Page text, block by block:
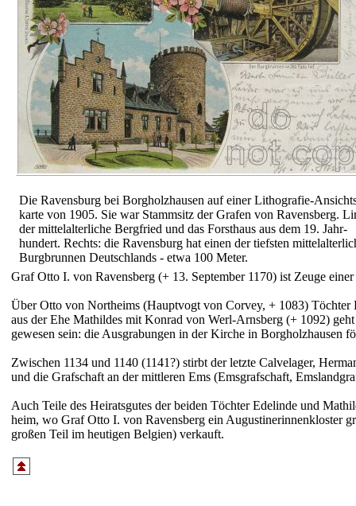
Die Ravens­burg bei Borg­holz­hausen auf einer Litho­grafie-
karte von 1905. Sie war Stamm­sitz der Grafen von Ravens­berg.
der mittel­alter­liche Berg­fried und das Forst­haus aus dem 19. Jahr­
hundert. Rechts: die Ravens­burg hat einen der tiefsten
Burg­brunnen Deutsch­lands - etwa 100 Meter.
Graf Otto I. von Ravens­berg (+ 13. September 1170) ist Zeuge
Über Otto von Nort­heims (Haupt­vogt von Corvey, + 1083)
aus der Ehe Mathildes mit Konrad von Werl-Arnsberg (+ 1092)
gewesen sein: die Aus­gra­bungen in der Kirche in Borg­holz­hausen
Zwischen 1134 und 1140 (1141?) stirbt der letzte Calve­lager,
und die Graf­schaft an der mittleren Ems (Ems­graf­schaft,
Auch Teile des Heirats­gutes der beiden Töchter Edelinde und
heim, wo Graf Otto I. von Ravens­berg ein Augu­stine­rin­nen­kloster
großen Teil im heutigen Belgien) verkauft.